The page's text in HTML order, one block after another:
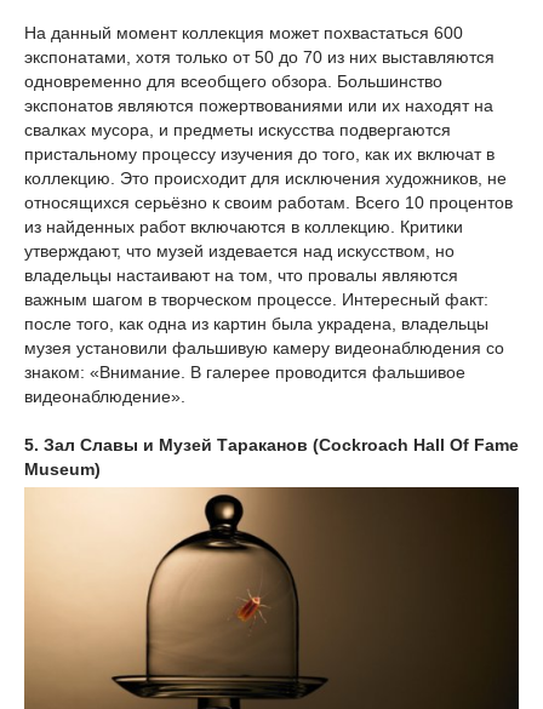
На данный момент коллекция может похвастаться 600
экспонатами, хотя только от 50 до 70 из них выставляются
одновременно для всеобщего обзора. Большинство
экспонатов являются пожертвованиями или их находят на
свалках мусора, и предметы искусства подвергаются
пристальному процессу изучения до того, как их включат в
коллекцию. Это происходит для исключения художников, не
относящихся серьёзно к своим работам. Всего 10 процентов
из найденных работ включаются в коллекцию. Критики
утверждают, что музей издевается над искусством, но
владельцы настаивают на том, что провалы являются
важным шагом в творческом процессе. Интересный факт:
после того, как одна из картин была украдена, владельцы
музея установили фальшивую камеру видеонаблюдения со
знаком: «Внимание. В галерее проводится фальшивое
видеонаблюдение».
5. Зал Славы и Музей Тараканов (Cockroach Hall Of Fame
Museum)